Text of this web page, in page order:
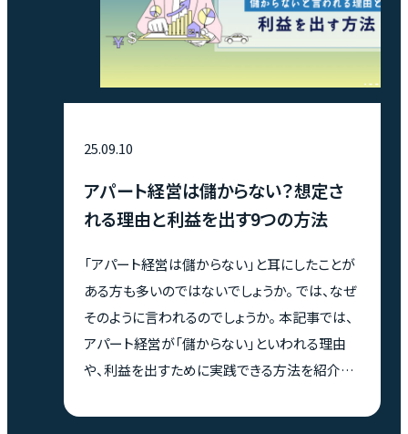
25.09.10
アパート経営は儲からない？想定さ
れる理由と利益を出す9つの方法
「アパート経営は儲からない」と耳にしたことが
ある方も多いのではないでしょうか。 では、なぜ
そのように言われるのでしょうか。 本記事では、
アパート経営が「儲からない」といわれる理由
や、利益を出すために実践できる方法を紹介し
した収益を得たい方に必見の内容です。 ※<h2>